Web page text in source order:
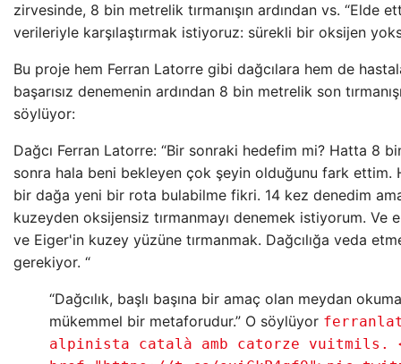
zirvesinde, 8 bin metrelik tırmanışın ardından vs. “Elde
verileriyle karşılaştırmak istiyoruz: sürekli bir oksijen
Bu proje hem Ferran Latorre gibi dağcılara hem de
başarısız denemenin ardından 8 bin metrelik son
söylüyor:
Dağcı Ferran Latorre: “Bir sonraki hedefim mi? Hatta 8
sonra hala beni bekleyen çok şeyin olduğunu fark ettim.
bir dağa yeni bir rota bulabilme fikri. 14 kez denedim
kuzeyden oksijensiz tırmanmayı denemek istiyorum.
ve Eiger'in kuzey yüzüne tırmanmak. Dağcılığa veda
gerekiyor. “
“Dağcılık, başlı başına bir amaç olan meydan
mükemmel bir metaforudur.” O söylüyor
alpinista català amb catorze vuitmils.